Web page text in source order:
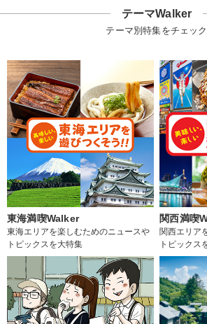
テーマWalker
テーマ別特集をチェック
東海満喫Walker
東海エリアを楽しむためのニュースや
トピックスを大特集
関西満喫
関西エリア
トピックス